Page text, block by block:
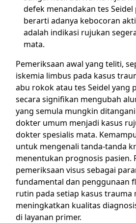
defek menandakan tes
berarti adanya kebocoran
adalah indikasi rujukan
mata.
Pemeriksaan awal yang teliti,
iskemia limbus pada kasus
abu rokok atau tes Seidel yang
secara signifikan mengubah
yang semula mungkin
dokter umum menjadi kasus
dokter spesialis mata.
untuk mengenali tanda-tanda
menentukan prognosis pasien.
pemeriksaan visus sebagai
fundamental dan penggunaan
rutin pada setiap kasus trauma
meningkatkan kualitas
di layanan primer.